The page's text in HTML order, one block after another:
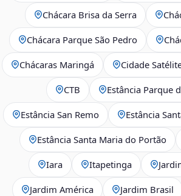
Chácara Brisa da Serra
Chácara Parque São Pedro
Chácaras Maringá Cidade
CTB Estância Parque
Estância San Remo Estância
Estância Santa Maria do Portão
Iara Itapetinga
Jardim América Jardim Brasil